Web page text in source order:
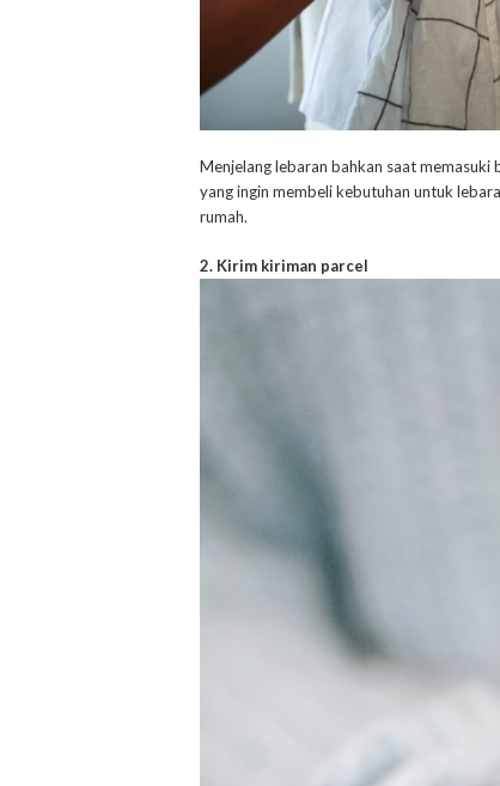
Menjelang lebaran bahkan saat
yang ingin membeli kebutuhan untuk
rumah.
2. Kirim kiriman parcel